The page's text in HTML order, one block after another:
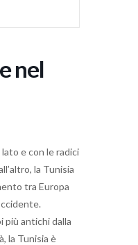
nel
e con le radici
la Tunisia
tra Europa
più antichi dalla
la Tunisia è